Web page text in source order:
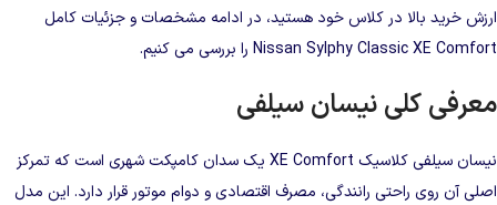
ارزش خرید بالا در کلاس خود هستید، در ادامه مشخصات و جزئیات کامل
Nissan Sylphy Classic XE Comfort را بررسی می‌ کنیم.
معرفی کلی نیسان سیلفی
نیسان سیلفی کلاسیک XE Comfort یک سدان کامپکت شهری است که تمرکز
اصلی آن روی راحتی رانندگی، مصرف اقتصادی و دوام موتور قرار دارد. این مدل